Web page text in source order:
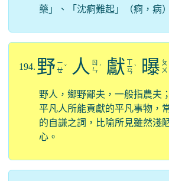
藥」、「沈痾難起」（痾，病
194. 野 ㄧ
ㄝˇ 人 ㄖ
ㄣ ˊ 獻 ㄧ
ㄢ
ˋ 曝 ㄆ
ㄨ
野人，鄉野鄙夫，一般指農夫
平凡人所能貢獻的平凡事物，
的自謙之詞，比喻所見雖然淺
心。